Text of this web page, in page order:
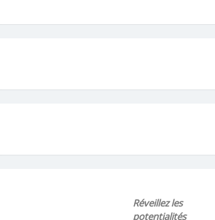
Réveillez les
potentialités